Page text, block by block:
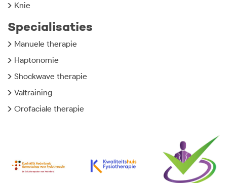
Knie
Specialisaties
Manuele therapie
Haptonomie
Shockwave therapie
Valtraining
Orofaciale therapie